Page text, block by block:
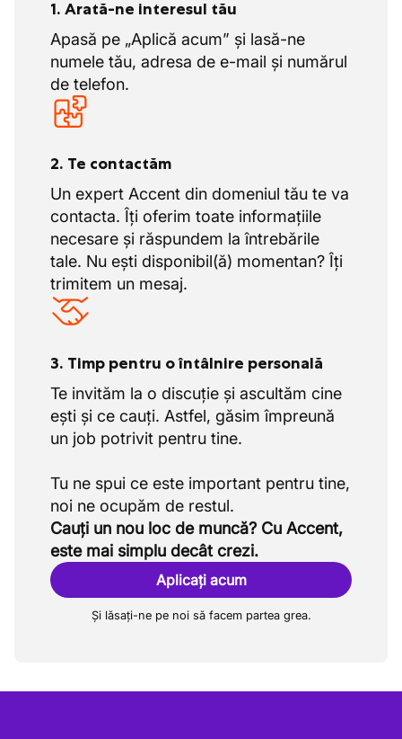
1. Arată-ne interesul tău
Apasă pe „Aplică acum” și lasă-ne
numele tău, adresa de e-mail și numărul
de telefon.
2. Te contactăm
Un expert Accent din domeniul tău te va
contacta. Îți oferim toate informațiile
necesare și răspundem la întrebările
tale. Nu ești disponibil(ă) momentan? Îți
trimitem un mesaj.
3. Timp pentru o întâlnire personală
Te invităm la o discuție și ascultăm cine
ești și ce cauți. Astfel, găsim împreună
un job potrivit pentru tine.
Tu ne spui ce este important pentru tine,
Cauți un nou loc de muncă? Cu Accent,
este mai simplu decât crezi.
Aplicați acum
Și lăsați-ne pe noi să facem partea grea.